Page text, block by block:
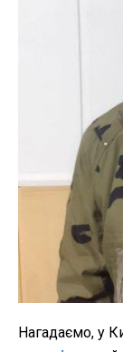
Нагадаємо, у